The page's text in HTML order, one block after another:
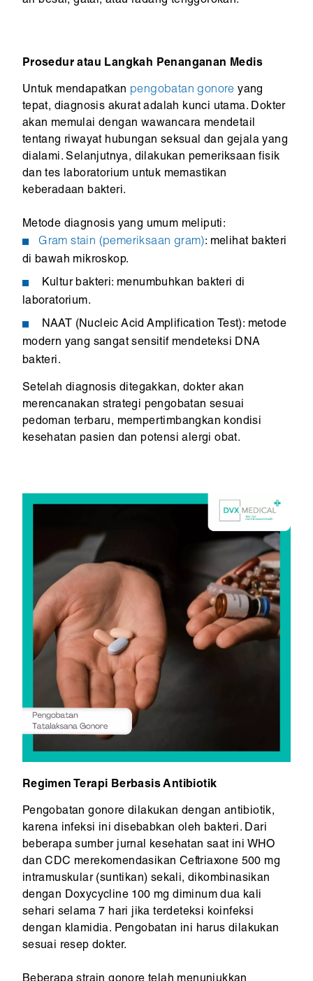
Prosedur atau Langkah Penanganan Medis
Untuk mendapatkan pengobatan gonore yang
tepat, diagnosis akurat adalah kunci utama. Dokter
akan memulai dengan wawancara mendetail
tentang riwayat hubungan seksual dan gejala yang
dialami. Selanjutnya, dilakukan pemeriksaan fisik
dan tes laboratorium untuk memastikan
keberadaan bakteri.
Metode diagnosis yang umum meliputi:
Gram stain (pemeriksaan gram): melihat bakteri
di bawah mikroskop.
Kultur bakteri: menumbuhkan bakteri di
laboratorium.
NAAT (Nucleic Acid Amplification Test): metode
modern yang sangat sensitif mendeteksi DNA
bakteri.
Setelah diagnosis ditegakkan, dokter akan
merencanakan strategi pengobatan sesuai
pedoman terbaru, mempertimbangkan kondisi
kesehatan pasien dan potensi alergi obat.
Regimen Terapi Berbasis Antibiotik
Pengobatan gonore dilakukan dengan antibiotik,
karena infeksi ini disebabkan oleh bakteri. Dari
beberapa sumber jurnal kesehatan saat ini WHO
dan CDC merekomendasikan Ceftriaxone 500 mg
intramuskular (suntikan) sekali, dikombinasikan
dengan Doxycycline 100 mg diminum dua kali
sehari selama 7 hari jika terdeteksi koinfeksi
dengan klamidia. Pengobatan ini harus dilakukan
sesuai resep dokter.